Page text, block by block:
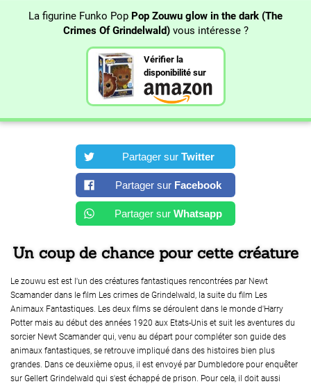
La figurine Funko Pop Pop Zouwu glow in the dark (The
Crimes Of Grindelwald)vous intéresse ?
Vérifier la
disponibilité sur
Partager sur Twitter
Partager sur Facebook
Partager sur Whatsapp
Un coup de chance pour cette créature
Le zouwu est est l'un des créatures fantastiques rencontrées par Newt
Scamander dans le film Les crimes de Grindelwald, la suite du film Les
Animaux Fantastiques. Les deux films se déroulent dans le monde d'Harry
Potter mais au début des années 1920 aux Etats-Unis et suit les aventures du
sorcier Newt Scamander qui, venu au départ pour compléter son guide des
animaux fantastiques, se retrouve impliqué dans des histoires bien plus
grandes. Dans ce deuxième opus, il est envoyé par Dumbledore pour enquêter
sur Gellert Grindelwald qui s'est échappé de prison. Pour cela, il doit aussi